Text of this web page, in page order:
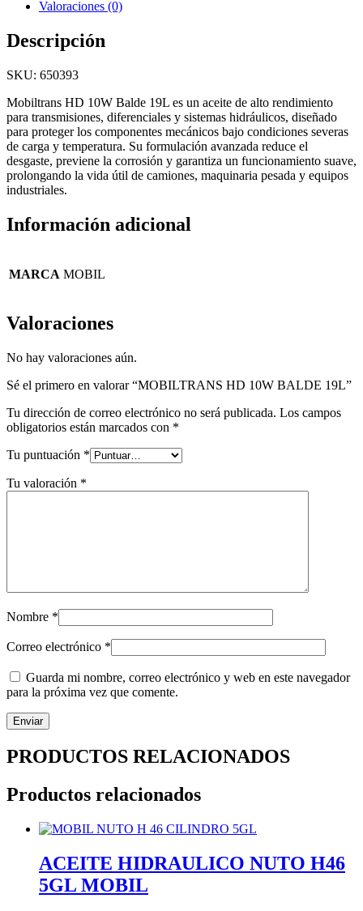
Valoraciones (0)
Descripción
SKU: 650393
Mobiltrans HD 10W Balde 19L es un aceite de alto rendimiento
para transmisiones, diferenciales y sistemas hidráulicos, diseñado
para proteger los componentes mecánicos bajo condiciones severas
de carga y temperatura. Su formulación avanzada reduce el
desgaste, previene la corrosión y garantiza un funcionamiento suave,
prolongando la vida útil de camiones, maquinaria pesada y equipos
industriales.
Información adicional
MARCA MOBIL
Valoraciones
No hay valoraciones aún.
Sé el primero en valorar “MOBILTRANS HD 10W BALDE 19L”
Tu dirección de correo electrónico no será publicada. Los campos
obligatorios están marcados con *
Tu puntuación *
Tu valoración *
Nombre *
Correo electrónico *
Guarda mi nombre, correo electrónico y web en este navegador
para la próxima vez que comente.
PRODUCTOS RELACIONADOS
Productos relacionados
ACEITE HIDRAULICO NUTO H46
5GL MOBIL